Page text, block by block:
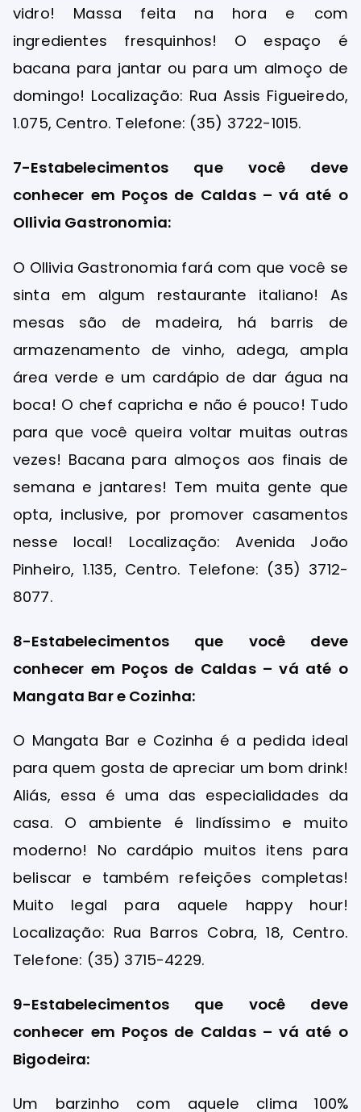
vidro! Massa feita na hora e com
ingredientes fresquinhos! O espaço é
bacana para jantar ou para um almoço de
domingo! Localização: Rua Assis Figueiredo,
1.075, Centro. Telefone: (35) 3722-1015.
7-Estabelecimentos que você deve
conhecer em Poços de Caldas – vá até o
Ollivia Gastronomia:
O Ollivia Gastronomia fará com que você se
sinta em algum restaurante italiano! As
mesas são de madeira, há barris de
armazenamento de vinho, adega, ampla
área verde e um cardápio de dar água na
boca! O chef capricha e não é pouco! Tudo
para que você queira voltar muitas outras
vezes! Bacana para almoços aos finais de
semana e jantares! Tem muita gente que
opta, inclusive, por promover casamentos
nesse local! Localização: Avenida João
Pinheiro, 1.135, Centro. Telefone: (35) 3712-
8077.
8-Estabelecimentos que você deve
conhecer em Poços de Caldas – vá até o
Mangata Bar e Cozinha:
O Mangata Bar e Cozinha é a pedida ideal
para quem gosta de apreciar um bom drink!
Aliás, essa é uma das especialidades da
casa. O ambiente é lindíssimo e muito
moderno! No cardápio muitos itens para
beliscar e também refeições completas!
Muito legal para aquele happy hour!
Localização: Rua Barros Cobra, 18, Centro.
Telefone: (35) 3715-4229.
9-Estabelecimentos que você deve
conhecer em Poços de Caldas – vá até o
Bigodeira:
Um barzinho com aquele clima 100%